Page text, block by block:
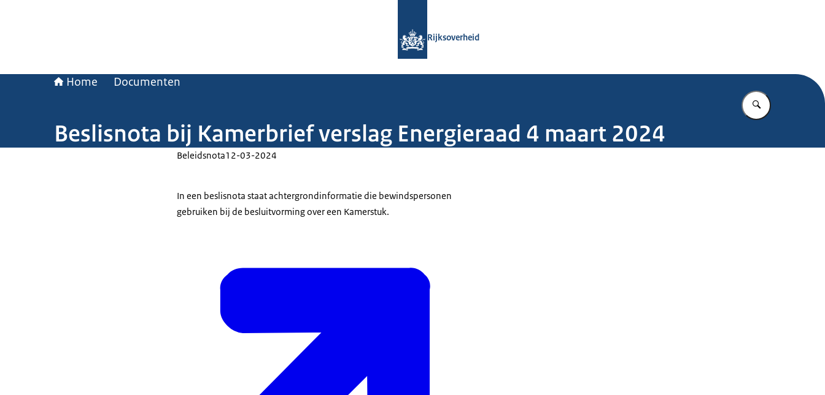
Rijksoverheid
Home Documenten
Vul in wat u
Beslisnota bij Kamerbrief verslag Energieraad 4 maart 2024
Beleidsnota12-03-2024
In een beslisnota staat achtergrondinformatie die bewindspersonen
gebruiken bij de besluitvorming over een Kamerstuk.